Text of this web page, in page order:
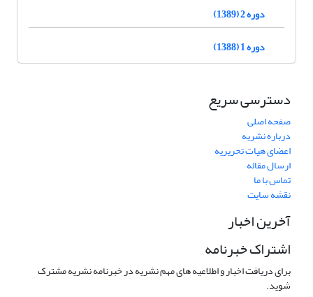
دوره 2 (1389)
دوره 1 (1388)
دسترسی سریع
صفحه اصلی
درباره نشریه
اعضای هیات تحریریه
ارسال مقاله
تماس با ما
نقشه سایت
آخرین اخبار
اشتراک خبرنامه
برای دریافت اخبار و اطلاعیه های مهم نشریه در خبرنامه نشریه مشترک
شوید.